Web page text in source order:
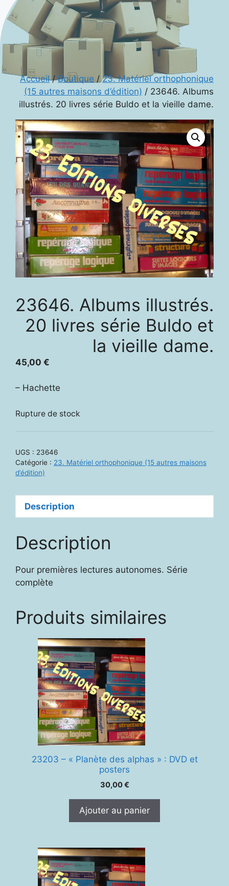
Accueil/Boutique /23. Matériel orthophonique
(15 autres maisons d’édition) / 23646. Albums
illustrés. 20 livres série Buldo et la vieille dame.
23646. Albums illustrés.
20 livres série Buldo et
la vieille dame.
45,00 €
– Hachette
Rupture de stock
UGS : 23646
Catégorie : 23. Matériel orthophonique (15 autres maisons
d’édition)
Description
Description
Pour premières lectures autonomes. Série
complète
Produits similaires
23203 – « Planète des alphas » : DVD et
posters
30,00€
Ajouter au panier